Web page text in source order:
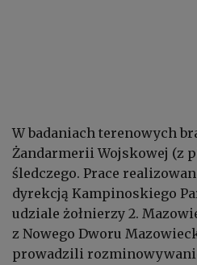
W badaniach terenowych
Żandarmerii Wojskowej (z
śledczego. Prace
dyrekcją Kampinoskiego
udziale żołnierzy 2.
z Nowego Dworu
prowadzili